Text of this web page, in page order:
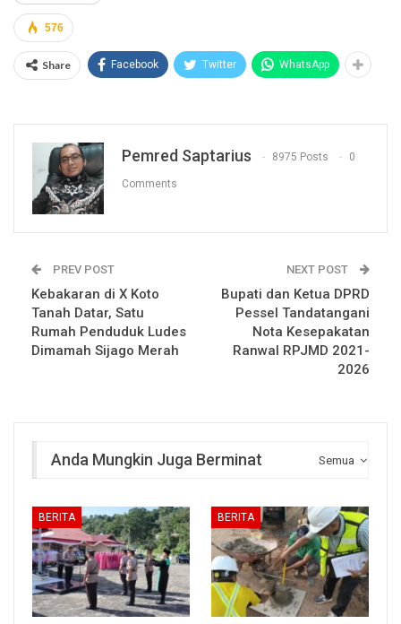
576
Share Facebook Twitter WhatsApp
Pemred Saptarius 8975 Posts 0
Comments
PREV POST
Kebakaran di X Koto
Tanah Datar, Satu
Rumah Penduduk Ludes
Dimamah Sijago Merah
NEXT POST
Bupati dan Ketua DPRD
Pessel Tandatangani
Nota Kesepakatan
Ranwal RPJMD 2021-
2026
Semua
Anda Mungkin Juga Berminat
BERITA BERITA